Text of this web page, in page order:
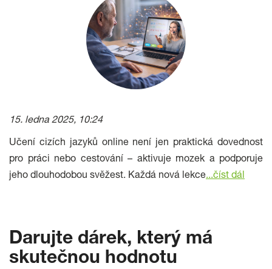
15. ledna 2025, 10:24
Učení cizích jazyků online není jen praktická dovednost
pro práci nebo cestování – aktivuje mozek a podporuje
jeho dlouhodobou svěžest. Každá nová lekce...číst dál
Darujte dárek, který má
skutečnou hodnotu